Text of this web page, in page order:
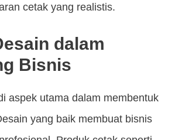
cetak yang realistis.
dalam
Bisnis
aspek utama dalam membentuk
yang baik membuat bisnis